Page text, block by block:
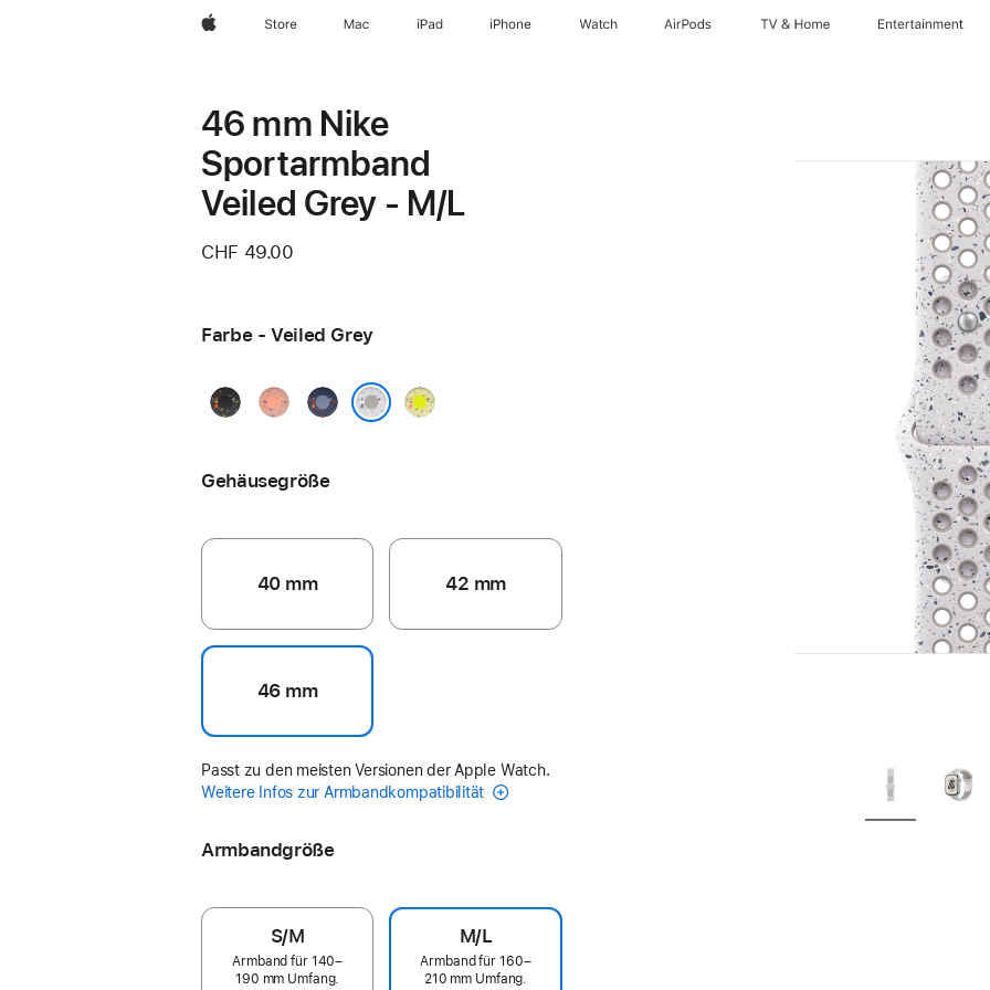
Apple Store Mac iPad iPhone Watch AirPods TV & Home Entertainment
46 mm Nike
Sportarmband
Veiled Grey - M/L
CHF 49.00
Farbe - Veiled Grey
MidnightAlpenglow
Blue
Ribbon
Volt
Gehäusegröße
40 mm 42 mm
46 mm
Passt zu den meisten Versionen der Apple Watch.
Weitere Infos zur Armbandkompatibilität
Armbandgröße
S/M
Armband für 140–
190 mm Umfang.
M/L
Armband für 160–
210 mm Umfang.